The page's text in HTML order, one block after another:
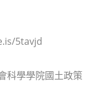
5tavjd
科學學院國土政策